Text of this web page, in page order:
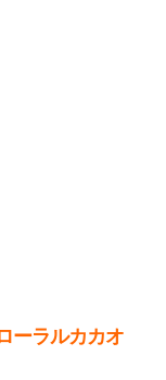
ーラルカカオ